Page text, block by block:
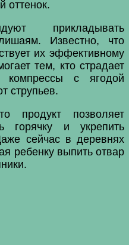
оттенок.
прикладывать
Известно, что
их эффективному
тем, кто страдает
компрессы с ягодой
струпьев.
продукт позволяет
горячку и укрепить
сейчас в деревнях
ребенку выпить отвар